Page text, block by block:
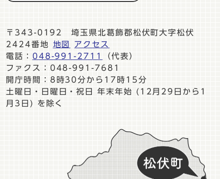
〒343-0192 埼玉県北葛飾郡松伏町大字松伏
2424番地
地図
アクセス
電話： 048-991-2711
（代表）
ファクス：048-991-7681
開庁時間：8時30分から17時15分
土曜日・日曜日・祝日 年末年始 (12月29日から1
月3日) を除く